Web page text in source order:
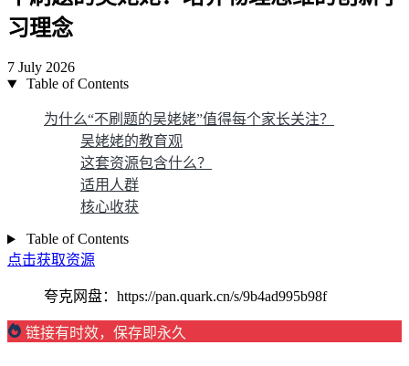
习理念
7 July 2026
Table of Contents
为什么“不刷题的吴姥姥”值得每个家长关注？
吴姥姥的教育观
这套资源包含什么？
适用人群
核心收获
Table of Contents
点击获取资源
夸克网盘：https://pan.quark.cn/s/9b4ad995b98f
链接有时效，保存即永久